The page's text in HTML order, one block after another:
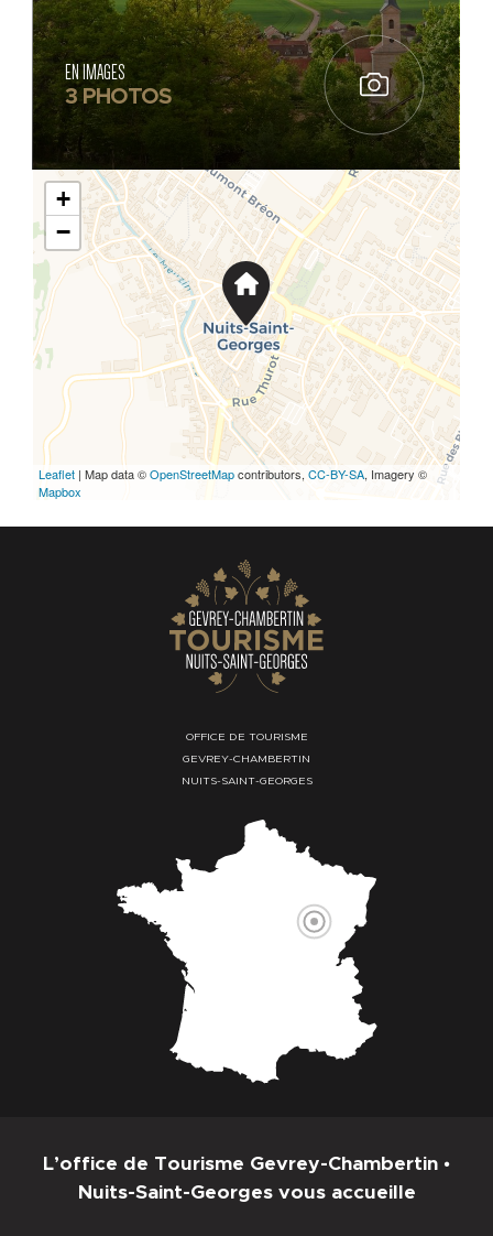
EN IMAGES
3 PHOTOS
+
−
Leaflet | Map data ©OpenStreetMapcontributors, CC-BY-SA, Imagery ©
Mapbox
OFFICE DE TOURISME
GEVREY-CHAMBERTIN
NUITS-SAINT-GEORGES
L’office de Tourisme Gevrey-Chambertin •
Nuits-Saint-Georges vous accueille